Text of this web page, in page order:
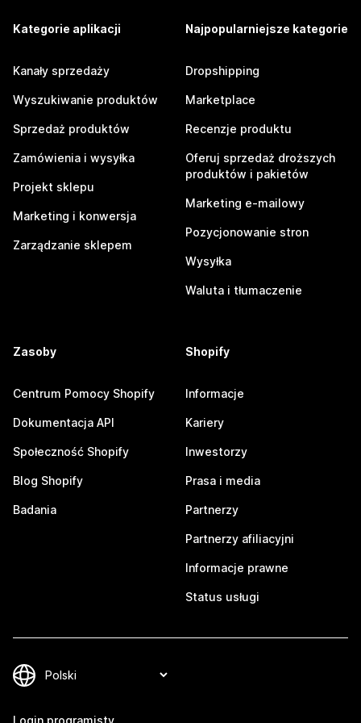
Kategorie aplikacji
Kanały sprzedaży
Wyszukiwanie produktów
Sprzedaż produktów
Zamówienia i wysyłka
Projekt sklepu
Marketing i konwersja
Zarządzanie sklepem
Najpopularniejsze kategorie
Dropshipping
Marketplace
Recenzje produktu
Oferuj sprzedaż droższych
produktów i pakietów
Marketing e-mailowy
Pozycjonowanie stron
Wysyłka
Waluta i tłumaczenie
Zasoby
Centrum Pomocy Shopify
Dokumentacja API
Społeczność Shopify
Blog Shopify
Badania
Shopify
Informacje
Kariery
Inwestorzy
Prasa i media
Partnerzy
Partnerzy afiliacyjni
Informacje prawne
Status usługi